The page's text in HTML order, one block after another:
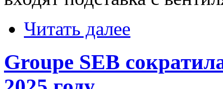
Читать далее
Groupe SEB